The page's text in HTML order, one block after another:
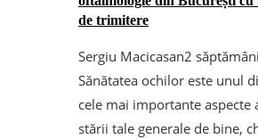
de trimitere
Sergiu Macicasan2
Sănătatea ochilor este unul
cele mai importante aspecte
stării tale generale de bine,